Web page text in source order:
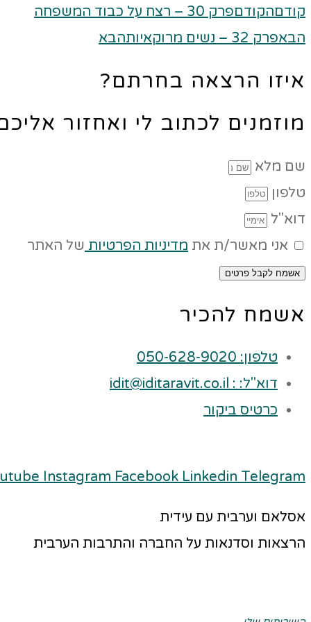
קודםהקודםפרק 30 – רצח על כבוד המשפחה
הבאפרק 32 – נשים מרוקאיות הבא
איזו הרצאה בחרתם?
מוזמנים לכתוב לי ואחזור
שם מלא
טלפון
דוא"ל
אני מאשר/ת את מדיניות הפרטיות של האתר
אשמח לקבל פרטים
אשמח להכיר
טלפון: 050-628-9020
דוא"ל: : idit@iditaravit.co.il
כרטיס ביקור
Instagram Facebook Linkedin Telegram
אסלאם וערבית עם עידית
הרצאות וסדנאות על החברה והתרבות הערבית